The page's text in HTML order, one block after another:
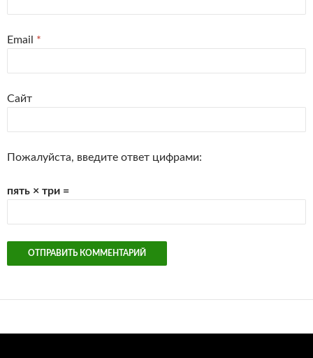
Email *
Сайт
Пожалуйста, введите ответ цифрами:
пять × три =